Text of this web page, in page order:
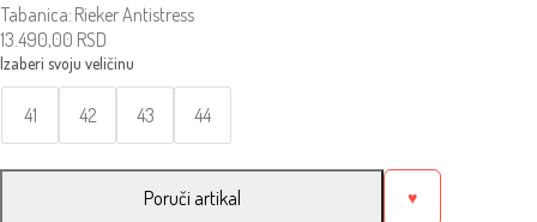
Tabanica: Rieker Antistress
13.490,00 RSD
41 42 43 44
Poruči artikal ♥